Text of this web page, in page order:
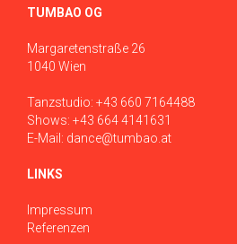
TUMBAO OG
Margaretenstraße 26
1040 Wien
Tanzstudio: +43 660 7164488
Shows: +43 664 4141631
E-Mail: dance@tumbao.at
LINKS
Impressum
Referenzen